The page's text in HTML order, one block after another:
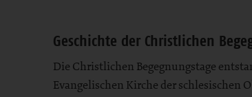
Bereich
Geschichte der Christlichen
Die Christlichen Begegnungstage
Evangelischen Kirche der schlesischen